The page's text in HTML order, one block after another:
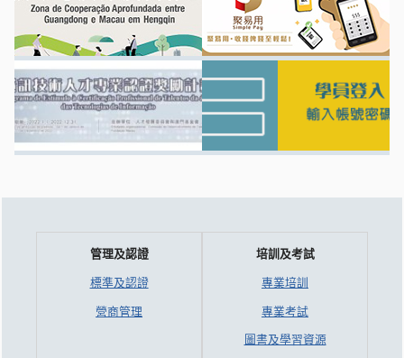
管理及認證
標準及認證
營商管理
培訓及考試
專業培訓
專業考試
圖書及學習資源